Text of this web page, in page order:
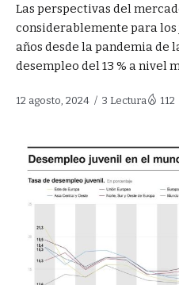
Las perspectivas del
considerablemente para los
años desde la pandemia de
desempleo del 13 % a nivel
12 agosto, 2024 3 Lectura 112